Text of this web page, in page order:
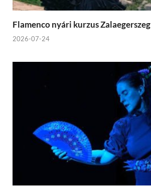
Flamenco nyári kurzus Zalaegerszeg
2026-07-24